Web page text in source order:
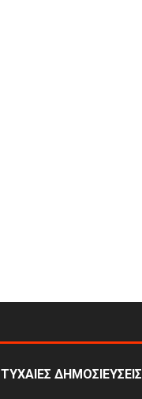
ΤΥΧΑΙΕΣ ΔΗΜΟΣΙΕΥΣΕΙΣ